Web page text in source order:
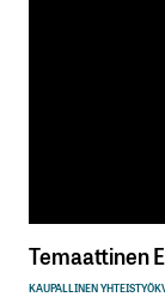
Temaattinen
KAUPALLINEN YHTEISTYÖ